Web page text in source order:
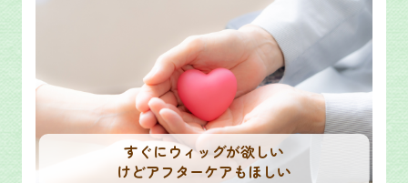
すぐにウィッグが欲しい
けどアフターケアもほしい